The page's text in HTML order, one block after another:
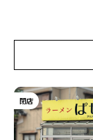
閉店